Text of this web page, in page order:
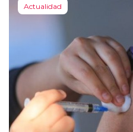
Actualidad